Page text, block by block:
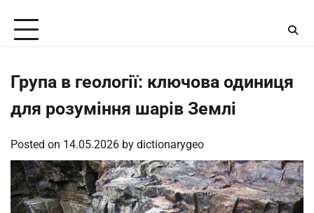
content
Група в геології: ключова одиниця
для розуміння шарів Землі
Posted on 14.05.2026 by dictionarygeo